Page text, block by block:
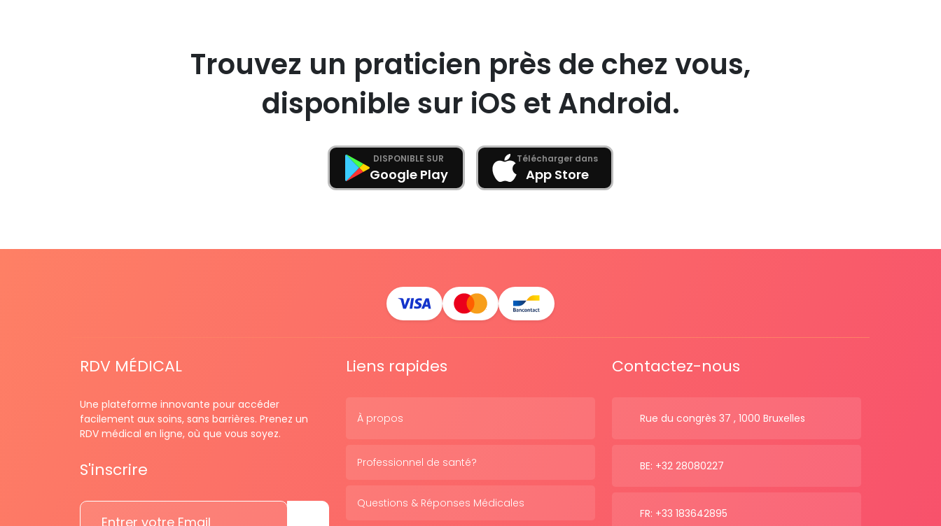
Trouvez un praticien près de chez vous,
disponible sur iOS et Android.
DISPONIBLE SUR
Google Play
Télécharger dans
App Store
RDV MÉDICAL
Une plateforme innovante pour accéder
facilement aux soins, sans barrières. Prenez un
RDV médical en ligne, où que vous soyez.
S'inscrire
Liens rapides
À propos
Professionnel de santé?
Questions & Réponses Médicales
Contactez-nous
Rue du congrès 37 , 1000 Bruxelles
BE: +32 28080227
FR: +33 183642895